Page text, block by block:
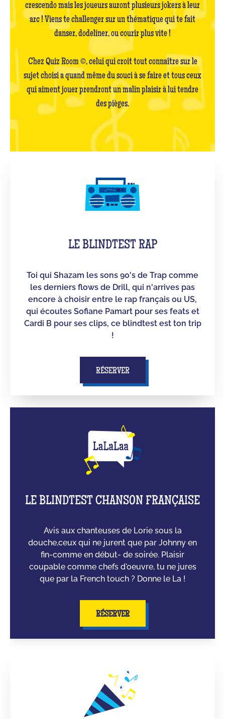
crescendo mais les joueurs auront plusieurs jokers à leur
arc ! Viens te challenger sur un thématique qui te fait
danser, dodeliner, ou courir plus vite !
Chez Quiz Room ©, celui qui croit tout connaître sur le
sujet choisi a quand même du souci à se faire et tous ceux
qui aiment jouer prendront un malin plaisir à lui tendre
des pièges.
LE BLINDTEST RAP
Toi qui Shazam les sons 90's de Trap comme
les derniers flows de Drill, qui n'arrives pas
encore à choisir entre le rap français ou US,
qui écoutes Sofiane Pamart pour ses feats et
Cardi B pour ses clips, ce blindtest est ton trip
!
RÉSERVER
LE BLINDTEST CHANSON FRANÇAISE
Avis aux chanteuses de Lorie sous la
douche,ceux qui ne jurent que par Johnny en
fin-comme en début- de soirée. Plaisir
coupable comme chefs d'oeuvre, tu ne jures
que par la French touch ? Donne le La !
RÉSERVER